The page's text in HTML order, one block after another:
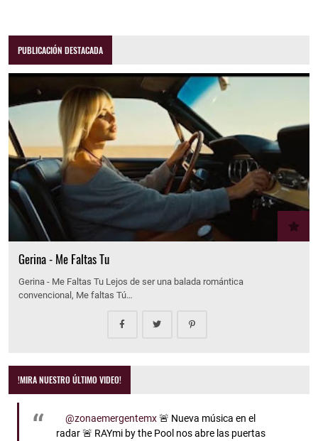
PUBLICACIÓN DESTACADA
Gerina - Me Faltas Tu
Gerina - Me Faltas Tu Lejos de ser una balada romántica
convencional, Me faltas Tú…
!MIRA NUESTRO ÚLTIMO VIDEO!
@zonaemergentemx🚨 Nueva música en el
radar 🚨 RAYmi by the Pool nos abre las puertas